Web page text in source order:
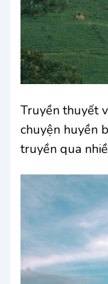
Truyền thuyết
chuyện huyền
truyền qua